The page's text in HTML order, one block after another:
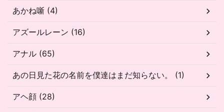
あかね噺 (4)
アズールレーン (16)
アナル (65)
あの日見た花の名前を僕達はまだ知らない。 (1)
アヘ顔 (28)